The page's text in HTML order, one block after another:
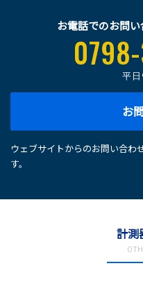
お電話でのお問
平日
お
ウェブサイトからのお問い合わ
す。
計測